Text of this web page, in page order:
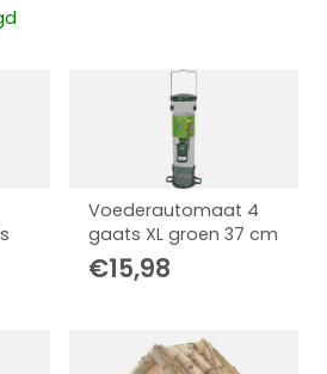
Voederautomaat 4
gaats XL groen 37 cm
€15,98